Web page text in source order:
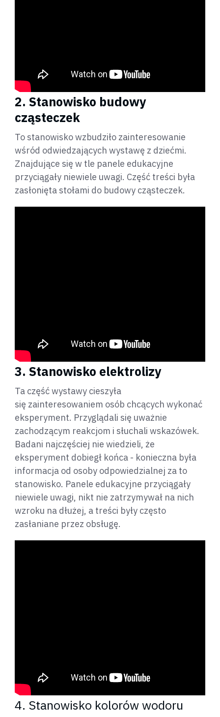
2. Stanowisko budowy
cząsteczek
To stanowisko wzbudziło zainteresowanie
wśród odwiedzających wystawę z dziećmi.
Znajdujące się w tle panele edukacyjne
przyciągały niewiele uwagi. Część treści była
zasłonięta stołami do budowy cząsteczek.
3. Stanowisko elektrolizy
Ta część wystawy cieszyła
się zainteresowaniem osób chcących wykonać
eksperyment. Przyglądali się uważnie
zachodzącym reakcjom i słuchali wskazówek.
Badani najczęściej nie wiedzieli, że
eksperyment dobiegł końca - konieczna była
informacja od osoby odpowiedzialnej za to
stanowisko. Panele edukacyjne przyciągały
niewiele uwagi, nikt nie zatrzymywał na nich
wzroku na dłużej, a treści były często
zasłaniane przez obsługę.
4. Stanowisko kolorów wodoru